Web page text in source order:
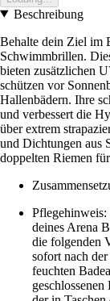
Beschreibung
Behalte dein Ziel im
Schwimmbrillen.
bieten zusätzlichen
schützen vor
Hallenbädern. Ihre
und verbessert die
über extrem
und Dichtungen aus
doppelten Riemen
deines Arena
die folgenden
sofort nach
feuchten